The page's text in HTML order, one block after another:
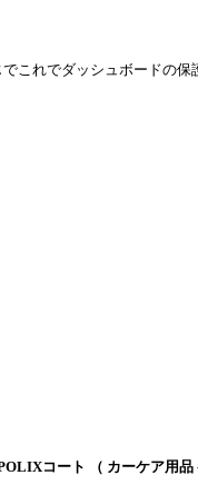
これでダッシュボードの
コート （ カーケア用品